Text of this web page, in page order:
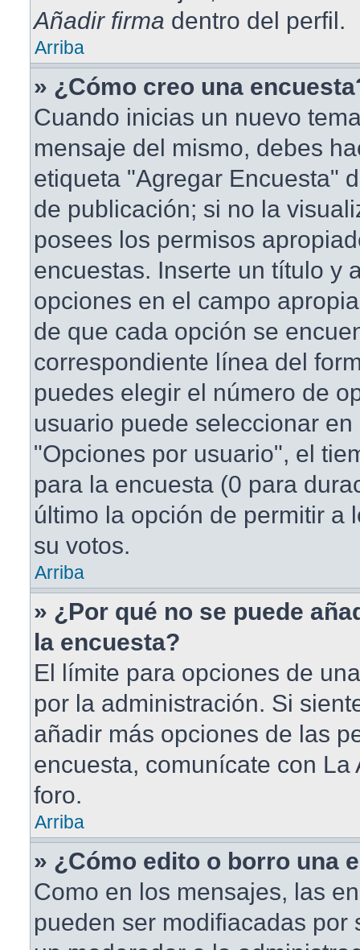
Añadir firma dentro del perfil.
Arriba
» ¿Cómo creo una
Cuando inicias un nuevo
mensaje del mismo, debes
etiqueta "Agregar Encuesta"
de publicación; si no la
posees los permisos
encuestas. Inserte un título y
opciones en el campo
de que cada opción se
correspondiente línea del
puedes elegir el número de
usuario puede seleccionar
"Opciones por usuario", el
para la encuesta (0 para
último la opción de permitir a
su votos.
Arriba
» ¿Por qué no se puede
la encuesta?
El límite para opciones de
por la administración. Si
añadir más opciones de las
encuesta, comunícate con La
foro.
Arriba
» ¿Cómo edito o borro una
Como en los mensajes, las
pueden ser modifiacadas por